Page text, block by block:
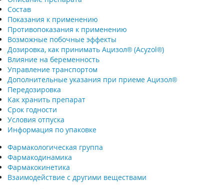
Состав
Показания к применению
Противопоказания к применению
Возможные побочные эффекты
Дозировка, как принимать Ацизол® (Acyzol®)
Влияние на беременность
Управление транспортом
Дополнительные указания при приеме Ацизол®
Передозировка
Как хранить препарат
Срок годности
Условия отпуска
Информация по упаковке
Фармакологическая группа
Фармакодинамика
Фармакокинетика
Взаимодействие с другими веществами